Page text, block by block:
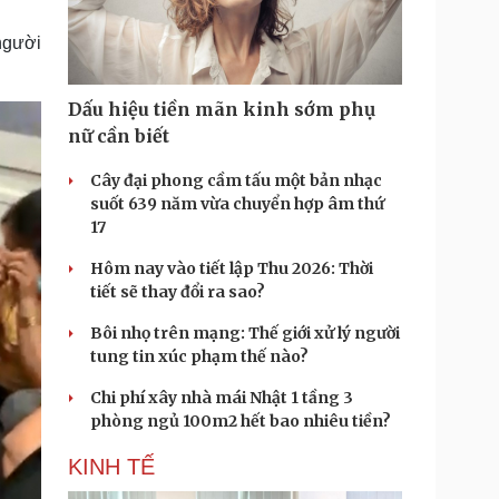
Doanh nghiệp 24h
nhân
Vì cộng đồng
Tin Công nghệ
Trải nghiệm
Chuyển đổi số
lịch
Tour
in
Podcast
Đọc truyện đêm khuya
Cửa sổ tình yêu
Dấu hiệu tiền mãn kinh sớm phụ
nữ cần biết
Cây đại phong cầm tấu một bản nhạc
suốt 639 năm vừa chuyển hợp âm thứ
17
Hôm nay vào tiết lập Thu 2026: Thời
tiết sẽ thay đổi ra sao?
Bôi nhọ trên mạng: Thế giới xử lý người
tung tin xúc phạm thế nào?
Chi phí xây nhà mái Nhật 1 tầng 3
phòng ngủ 100m2 hết bao nhiêu tiền?
KINH TẾ